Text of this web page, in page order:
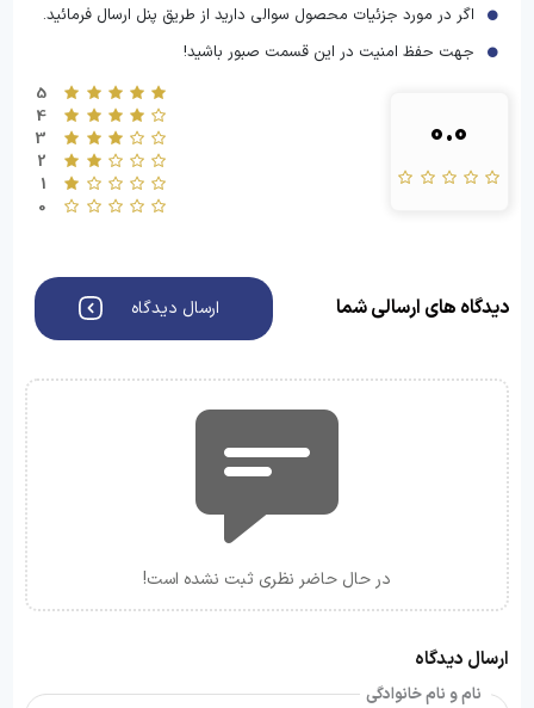
اگر در مورد جزئیات محصول سوالی دارید از طریق پنل ارسال فرمائید.
جهت حفظ امنیت در این قسمت صبور باشید!
0.0
5
4
3
2
1
0
دیدگاه های ارسالی شما ارسال دیدگاه
در حال حاضر نظری ثبت نشده است!
ارسال دیدگاه
نام و نام خانوادگی